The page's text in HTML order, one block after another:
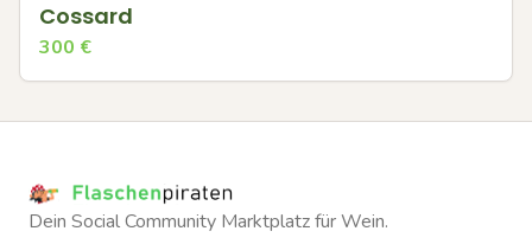
Cossard
300 €
Dein Social Community Marktplatz für Wein.